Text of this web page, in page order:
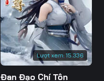
Lượt xem: 15.336
Đan Đạo Chí Tôn